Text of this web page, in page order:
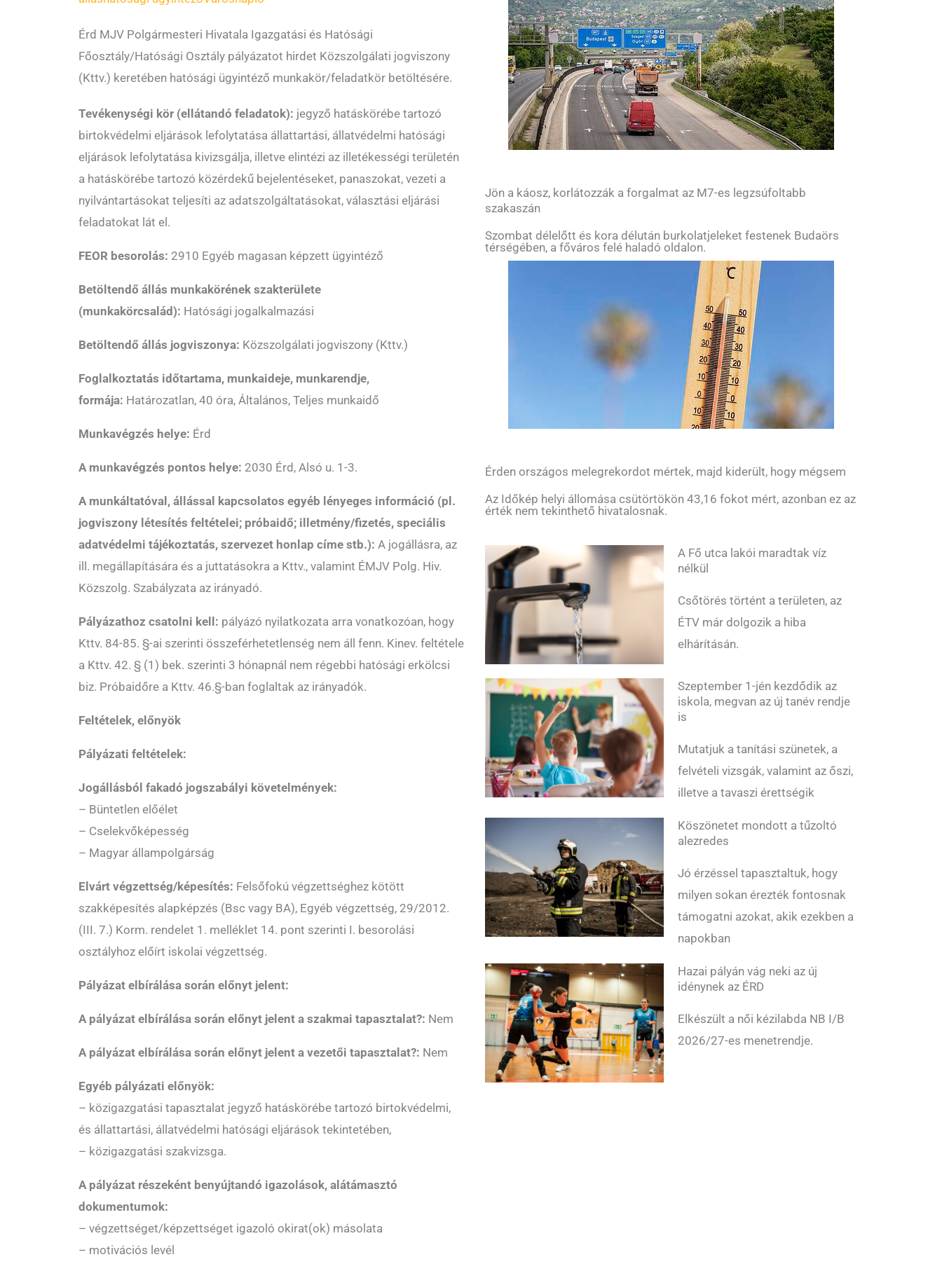
Érd MJV Polgármesteri Hivatala Igazgatási és Hatósági
Főosztály/Hatósági Osztály pályázatot hirdet Közszolgálati jogviszony
(Kttv.) keretében hatósági ügyintéző munkakör/feladatkör betöltésére.
Tevékenységi kör (ellátandó feladatok): jegyző hatáskörébe tartozó
birtokvédelmi eljárások lefolytatása állattartási, állatvédelmi hatósági
eljárások lefolytatása kivizsgálja, illetve elintézi az illetékességi területén
a hatáskörébe tartozó közérdekű bejelentéseket, panaszokat, vezeti a
nyilvántartásokat teljesíti az adatszolgáltatásokat, választási eljárási
feladatokat lát el.
FEOR besorolás: 2910 Egyéb magasan képzett ügyintéző
Betöltendő állás munkakörének szakterülete
(munkakörcsalád): Hatósági jogalkalmazási
Betöltendő állás jogviszonya: Közszolgálati jogviszony (Kttv.)
Foglalkoztatás időtartama, munkaideje, munkarendje,
formája: Határozatlan, 40 óra, Általános, Teljes munkaidő
Munkavégzés helye: Érd
A munkavégzés pontos helye: 2030 Érd, Alsó u. 1-3.
A munkáltatóval, állással kapcsolatos egyéb lényeges információ (pl.
jogviszony létesítés feltételei; próbaidő; illetmény/fizetés, speciális
adatvédelmi tájékoztatás, szervezet honlap címe stb.): A jogállásra, az
ill. megállapítására és a juttatásokra a Kttv., valamint ÉMJV Polg. Hiv.
Közszolg. Szabályzata az irányadó.
Pályázathoz csatolni kell: pályázó nyilatkozata arra vonatkozóan, hogy
Kttv. 84-85. §-ai szerinti összeférhetetlenség nem áll fenn. Kinev. feltétele
a Kttv. 42. § (1) bek. szerinti 3 hónapnál nem régebbi hatósági erkölcsi
biz. Próbaidőre a Kttv. 46.§-ban foglaltak az irányadók.
Feltételek, előnyök
Pályázati feltételek:
Jogállásból fakadó jogszabályi követelmények:
– Büntetlen előélet
– Cselekvőképesség
– Magyar állampolgárság
Elvárt végzettség/képesítés: Felsőfokú végzettséghez kötött
szakképesítés alapképzés (Bsc vagy BA), Egyéb végzettség, 29/2012.
(III. 7.) Korm. rendelet 1. melléklet 14. pont szerinti I. besorolási
osztályhoz előírt iskolai végzettség.
Pályázat elbírálása során előnyt jelent:
A pályázat elbírálása során előnyt jelent a szakmai tapasztalat?: Nem
A pályázat elbírálása során előnyt jelent a vezetői tapasztalat?: Nem
Egyéb pályázati előnyök:
– közigazgatási tapasztalat jegyző hatáskörébe tartozó birtokvédelmi,
és állattartási, állatvédelmi hatósági eljárások tekintetében,
– közigazgatási szakvizsga.
A pályázat részeként benyújtandó igazolások, alátámasztó
dokumentumok:
– végzettséget/képzettséget igazoló okirat(ok) másolata
– motivációs levél
Jön a káosz, korlátozzák a forgalmat az M7-es legzsúfoltabb
szakaszán
Szombat délelőtt és kora délután burkolatjeleket festenek Budaörs
térségében, a főváros felé haladó oldalon.
Érden országos melegrekordot mértek, majd kiderült, hogy mégsem
Az Időkép helyi állomása csütörtökön 43,16 fokot mért, azonban ez az
érték nem tekinthető hivatalosnak.
A Fő utca lakói maradtak víz
nélkül
Csőtörés történt a területen, az
ÉTV már dolgozik a hiba
elhárításán.
Szeptember 1-jén kezdődik az
iskola, megvan az új tanév rendje
is
Mutatjuk a tanítási szünetek, a
felvételi vizsgák, valamint az őszi,
illetve a tavaszi érettségik
Köszönetet mondott a tűzoltó
alezredes
Jó érzéssel tapasztaltuk, hogy
milyen sokan érezték fontosnak
támogatni azokat, akik ezekben a
napokban
Hazai pályán vág neki az új
idénynek az ÉRD
Elkészült a női kézilabda NB I/B
2026/27-es menetrendje.